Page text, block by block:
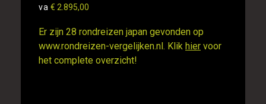
va € 2.895,00
Er zijn 28 rondreizen japan gevonden op
www.rondreizen-vergelijken.nl. Klik hier voor
het complete overzicht!